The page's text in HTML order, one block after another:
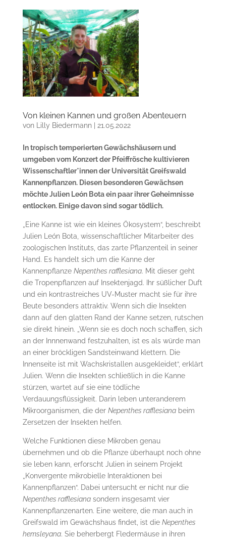
Von kleinen Kannen und großen Abenteuern
von Lilly Biedermann| 21.05.2022
In tropisch temperierten Gewächshäusern und
umgeben vom Konzert der Pfeiffrösche kultivieren
Wissenschaftler*innen der Universität Greifswald
Kannenpflanzen. Diesen besonderen Gewächsen
möchte Julien León Bota ein paar ihrer Geheimnisse
entlocken. Einige davon sind sogar tödlich.
„Eine Kanne ist wie ein kleines Ökosystem“, beschreibt
Julien León Bota, wissenschaftlicher Mitarbeiter des
zoologischen Instituts, das zarte Pflanzenteil in seiner
Hand. Es handelt sich um die Kanne der
Kannenpflanze Nepenthes rafflesiana. Mit dieser geht
die Tropenpflanzen auf Insektenjagd. Ihr süßlicher Duft
und ein kontrastreiches UV-Muster macht sie für ihre
Beute besonders attraktiv. Wenn sich die Insekten
dann auf den glatten Rand der Kanne setzen, rutschen
sie direkt hinein. „Wenn sie es doch noch schaffen, sich
an der Innnenwand festzuhalten, ist es als würde man
an einer bröckligen Sandsteinwand klettern. Die
Innenseite ist mit Wachskristallen ausgekleidet“, erklärt
Julien. Wenn die Insekten schließlich in die Kanne
stürzen, wartet auf sie eine tödliche
Verdauungsflüssigkeit. Darin leben unteranderem
Mikroorganismen, die der Nepenthes rafflesianabeim
Zersetzen der Insekten helfen.
Welche Funktionen diese Mikroben genau
übernehmen und ob die Pflanze überhaupt noch ohne
sie leben kann, erforscht Julien in seinem Projekt
„Konvergente mikrobielle Interaktionen bei
Kannenpflanzen“. Dabei untersucht er nicht nur die
Nepenthes rafflesianasondern insgesamt vier
Kannenpflanzenarten. Eine weitere, die man auch in
Greifswald im Gewächshaus findet, ist die Nepenthes
hemsleyana. Sie beherbergt Fledermäuse in ihren